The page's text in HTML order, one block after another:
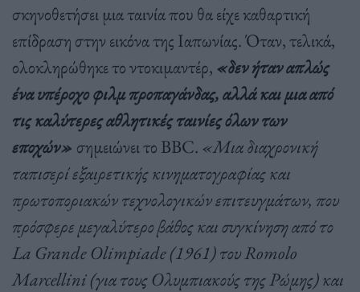
σκηνοθετήσει μια ταινία που θα είχε καθαρτική
επίδραση στην εικόνα της Ιαπωνίας. Όταν, τελικά,
ολοκληρώθηκε το ντοκιμαντέρ, «δεν ήταν απλώς
ένα υπέροχο φιλμ προπαγάνδας, αλλά και μια από
τις καλύτερες αθλητικές ταινίες όλων των
εποχών» σημειώνει το BBC. «Μια διαχρονική
ταπισερί εξαιρετικής κινηματογραφίας και
πρωτοποριακών τεχνολογικών επιτευγμάτων, που
πρόσφερε μεγαλύτερο βάθος και συγκίνηση από το
La Grande Olimpiade (1961) του Romolo
Marcellini (για τους Ολυμπιακούς της Ρώμης) και